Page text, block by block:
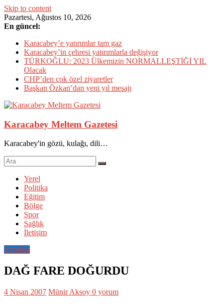
Skip to content
Pazartesi, Ağustos 10, 2026
En güncel:
Karacabey’e yatırımlar tam gaz
Karacabey’in çehresi yatırımlarla değişiyor
TÜRKOĞLU: 2023 Ülkemizin NORMALLEŞTİĞİ YIL
Olacak
CHP’den çok özel ziyaretler
Başkan Özkan’dan yeni yıl mesajı
Karacabey Meltem Gazetesi
Karacabey'in gözü, kulağı, dili…
Yerel
Politika
Eğitim
Bölge
Spor
Sağlık
İletişim
Yazarlar
DAĞ FARE DOĞURDU
4 Nisan 2007 Münir Aksoy 0 yorum